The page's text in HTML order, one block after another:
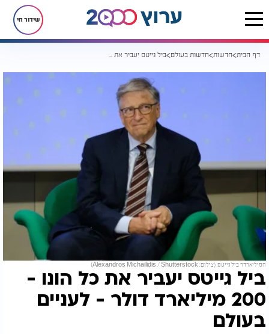
שידור חי
דף הבית חדשות חדשות בעולם ביל גייטס יעביר את כל הונו - 200 מיליארד דולר - לעניים בעולם
המיליארדר ביל גייטס. (צילום: Alexandros Michailidis / Shutterstock)
ביל גייטס יעביר את כל הונו -
200 מיליארד דולר - לעניים
בעולם